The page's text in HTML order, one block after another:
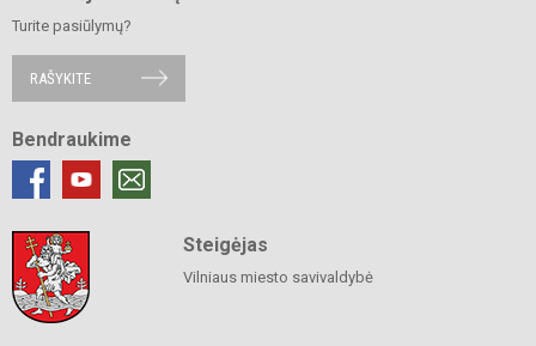
Turite pasiūlymų?
RAŠYKITE
Bendraukime
Steigėjas
Vilniaus miesto savivaldybė